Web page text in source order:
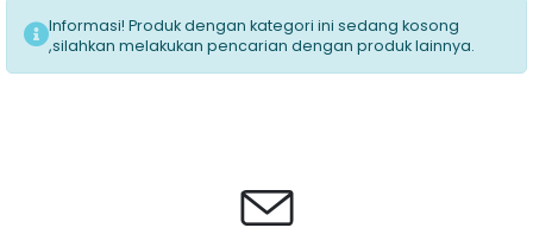
Informasi! Produk dengan kategori ini sedang kosong
,silahkan melakukan pencarian dengan produk lainnya.